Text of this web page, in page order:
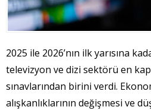
2025 ile 2026’nın ilk yarısına
televizyon ve dizi sektörü en
sınavlarından birini verdi.
alışkanlıklarının değişmesi ve